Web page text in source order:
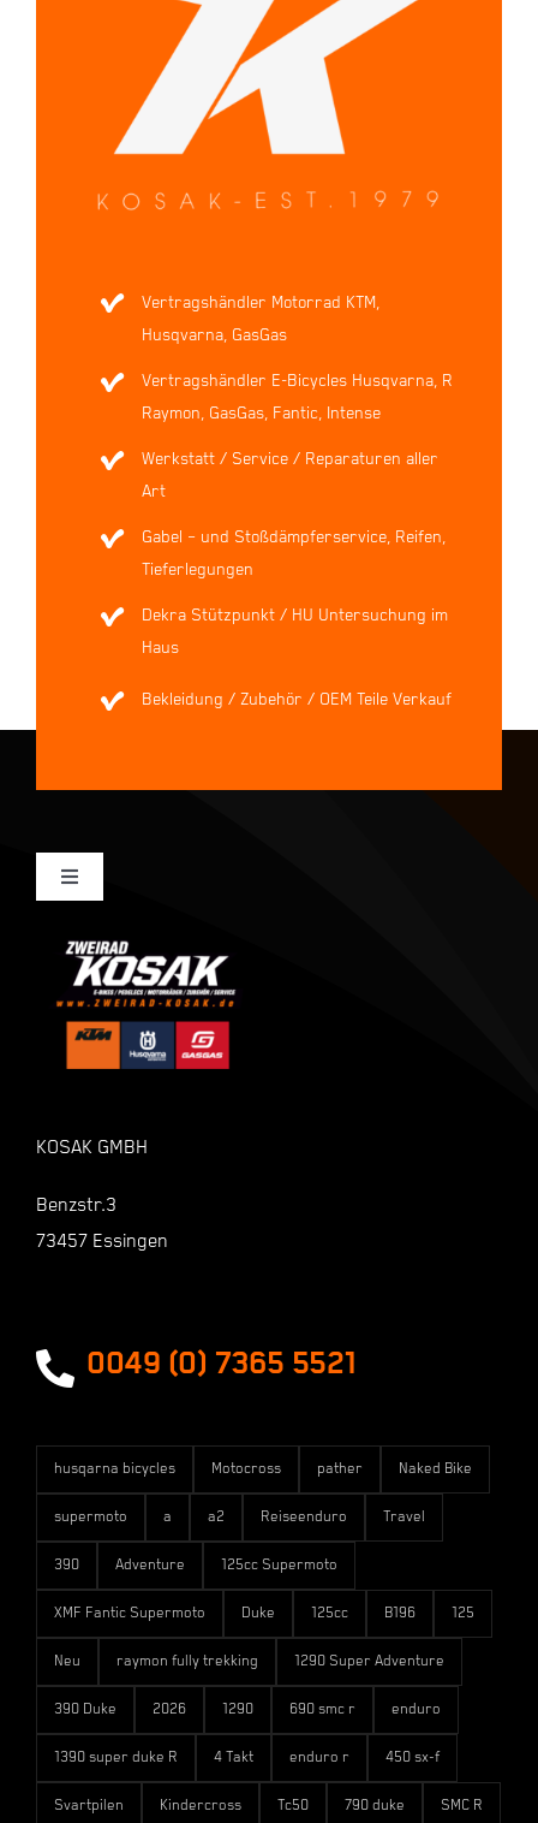
Vertragshändler Motorrad KTM,
Husqvarna, GasGas
Vertragshändler E-Bicycles Husqvarna, R
Raymon, GasGas, Fantic, Intense
Werkstatt / Service / Reparaturen aller
Art
Gabel – und Stoßdämpferservice, Reifen,
Tieferlegungen
Dekra Stützpunkt / HU Untersuchung im
Haus
Bekleidung / Zubehör / OEM Teile Verkauf
KOSAK GMBH
Benzstr.3
73457 Essingen
0049 (0) 7365 5521
Toggle
Mein Konto
Kasse
husqarna bicycles Motocross pather Naked Bike
supermoto a a2 Reiseenduro Travel
390 Adventure 125cc Supermoto
XMF Fantic Supermoto Duke 125cc B196 125
Neu raymon fully trekking 1290 Super Adventure
390 Duke 2026 1290 690 smc r enduro
1390 super duke R 4 Takt enduro r 450 sx-f
Svartpilen Kindercross Tc50 790 duke SMC R